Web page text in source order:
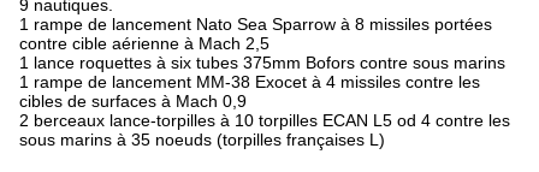
9 nautiques.
1 rampe de lancement Nato Sea Sparrow à 8 missiles portées
contre cible aérienne à Mach 2,5
1 lance roquettes à six tubes 375mm Bofors contre sous marins
1 rampe de lancement MM-38 Exocet à 4 missiles contre les
cibles de surfaces à Mach 0,9
2 berceaux lance-torpilles à 10 torpilles ECAN L5 od 4 contre les
sous marins à 35 noeuds (torpilles françaises L)